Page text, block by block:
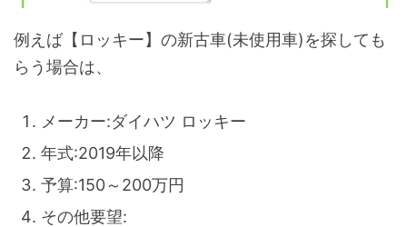
例えば【ロッキー】の新古車(未使用車)を探しても
らう場合は、
メーカー:ダイハツ ロッキー
年式:2019年以降
予算:150～200万円
その他要望: